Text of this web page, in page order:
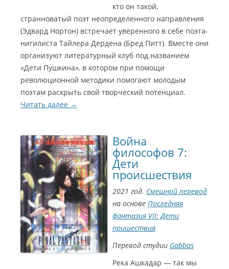
е
ц
)
С
и
е
Г
о
м
э
2
2
2
ш
и
й
с
е
р
и
а
л
А
н
д
р
е
й
К
р
а
в
й
a
p
k
2
0
1
0
С
н
э
р
2
0
2
2
Л
у
ч
и
й
ф
и
л
ь
м
(
a
l
м
и
я
Г
и
л
ь
д
и
и
2
0
1
З
о
а
кто он такой,
странноватый поэт неопределенного направления
(Эдвард Нортон) встречает уверенного в себе поэта-
нигилиста Тайлера Дердена (Бред Питт). Вместе они
организуют литературный клуб под названием
«Дети Пушкина», в котором при помощи
революционной методики помогают молодым
поэтам раскрыть свой творческий потенциал.
Читать далее →
Война
философов 7:
Дети
происшествия
2021 год. Смешной перевод
на основе Последняя
фантазия VII: Дети
пришествия
Перевод студии Gabbas
Река Ашкадар — так мы